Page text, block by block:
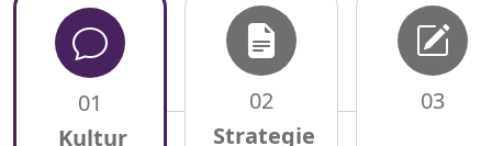
01 02 03